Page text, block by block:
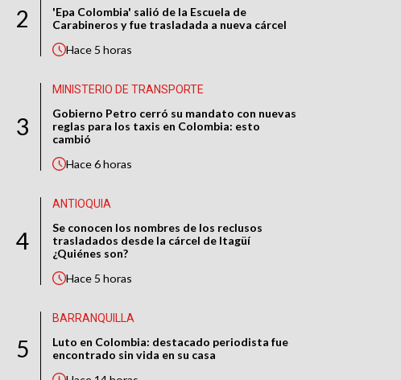
2
'Epa Colombia' salió de la Escuela de
Carabineros y fue trasladada a nueva cárcel
Hace 5 horas
3
MINISTERIO DE TRANSPORTE
Gobierno Petro cerró su mandato con nuevas
reglas para los taxis en Colombia: esto
cambió
Hace6 horas
4
ANTIOQUIA
Se conocen los nombres de los reclusos
trasladados desde la cárcel de Itagüí
¿Quiénes son?
Hace 5 horas
5
BARRANQUILLA
Luto en Colombia: destacado periodista fue
encontrado sin vida en su casa